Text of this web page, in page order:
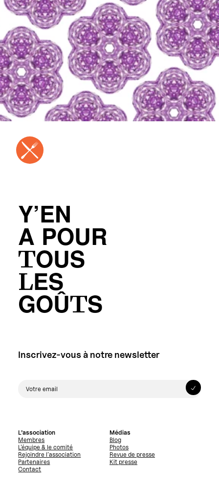
Y’EN
A POUR
TOUS
LES
GOÛTS
Inscrivez-vous à notre newsletter
L’association
Membres
L’équipe & le comité
Rejoindre l’association
Partenaires
Contact
Médias
Blog
Photos
Revue de presse
Kit presse